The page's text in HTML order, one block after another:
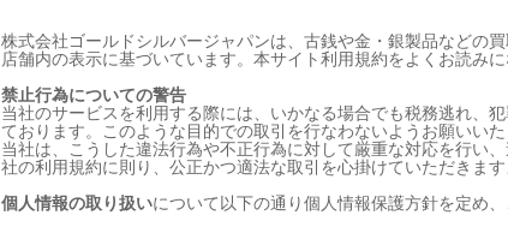
株式会社ゴールドシルバージャパンは、古銭や金・銀製品などの
店舗内の表示に基づいています。本サイト利用規約をよくお読み
禁止行為についての警告
当社のサービスを利用する際には、いかなる場合でも税務逃れ、
ております。このような目的での取引を行なわないようお願いいた
当社は、こうした違法行為や不正行為に対して厳重な対応を行い
社の利用規約に則り、公正かつ適法な取引を心掛けていただきます
個人情報の取り扱いについて以下の通り個人情報保護方針を定め